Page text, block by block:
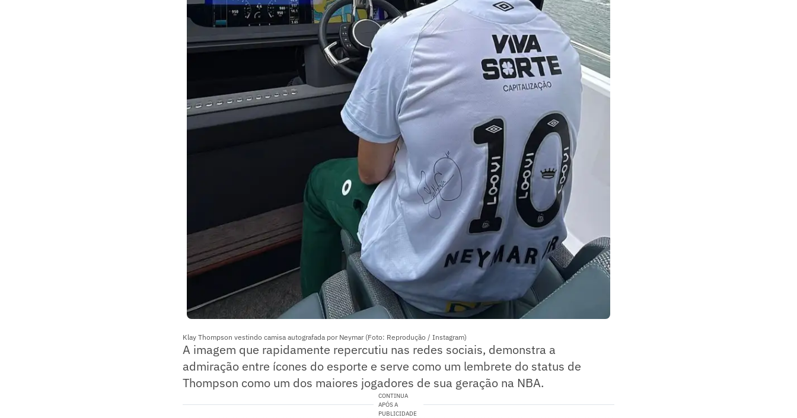
Klay Thompson vestindo camisa autografada por Neymar (Foto: Reprodução / Instagram)
A imagem que rapidamente repercutiu nas redes sociais, demonstra a
admiração entre ícones do esporte e serve como um lembrete do status de
Thompson como um dos maiores jogadores de sua geração na NBA.
CONTINUA
APÓS A
PUBLICIDADE